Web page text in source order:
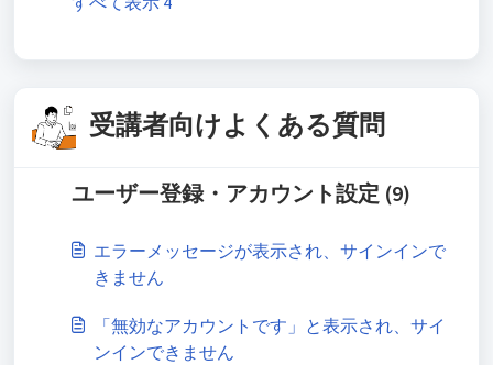
受講者向けよくある質問
ユーザー登録・アカウント設定 (9)
エラーメッセージが表示され、サインインで
きません
「無効なアカウントです」と表示され、サイ
ンインできません